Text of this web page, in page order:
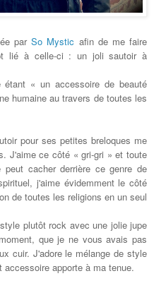
parSo Mystic afin de me faire
lié à celle-ci : un joli sautoir à
« un accessoire de beauté
humaine au travers de toutes les
pour ses petites breloques me
J'aime ce côté « gri-gri » et toute
peut cacher derrière ce genre de
j'aime évidemment le côté
de toutes les religions en un seul
plutôt rock avec une jolie jupe
que je ne vous avais pas
cuir. J'adore le mélange de style
apporte à ma tenue.